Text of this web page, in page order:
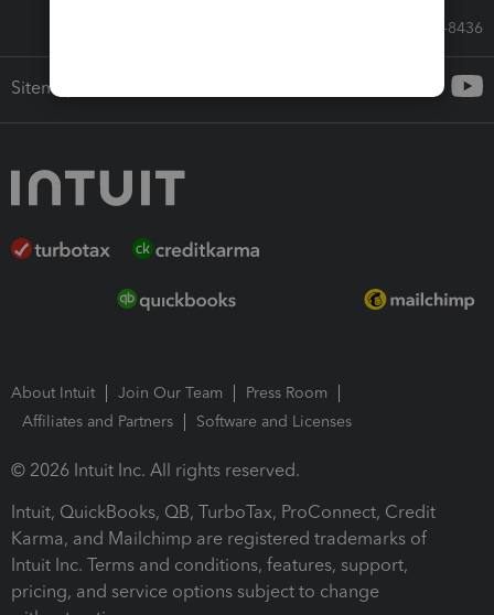
Call Sales: 833-564-8436
Sitemap
About Intuit Join Our Team
Press Room
Affiliates and Partners
Software and Licenses
© 2026 Intuit Inc. All rights reserved.
Intuit, QuickBooks, QB, TurboTax, ProConnect, Credit
Karma, and Mailchimp are registered trademarks of
Intuit Inc. Terms and conditions, features, support,
pricing, and service options subject to change